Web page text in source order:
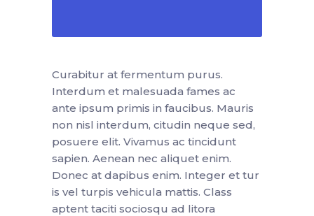
Curabitur at fermentum purus.
Interdum et malesuada fames ac
ante ipsum primis in faucibus. Mauris
non nisl interdum, citudin neque sed,
posuere elit. Vivamus ac tincidunt
sapien. Aenean nec aliquet enim.
Donec at dapibus enim. Integer et tur
is vel turpis vehicula mattis. Class
aptent taciti sociosqu ad litora